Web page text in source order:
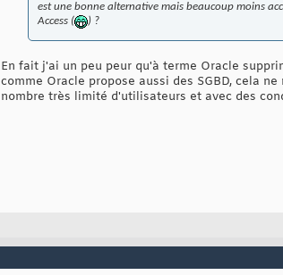
est une bonne alternative mais beaucoup moins
Access (
) ?
En fait j'ai un peu peur qu'à terme Oracle
comme Oracle propose aussi des SGBD, cela
nombre très limité d'utilisateurs et avec des